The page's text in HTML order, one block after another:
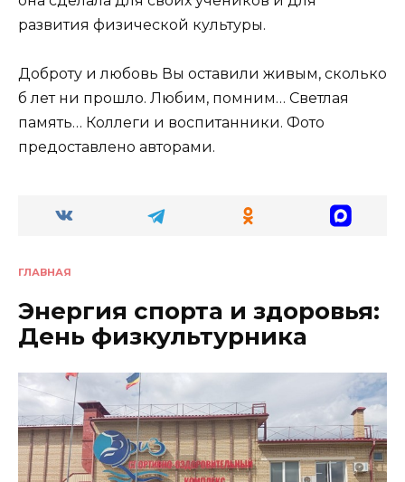
развития физической культуры.
Доброту и любовь Вы оставили живым, сколько
б лет ни прошло. Любим, помним… Светлая
память… Коллеги и воспитанники. Фото
предоставлено авторами.
ГЛАВНАЯ
Энергия спорта и здоровья:
День физкультурника